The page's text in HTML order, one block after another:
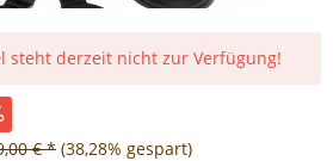
steht derzeit nicht zur Verfügung!
€ * (38,28% gespart)